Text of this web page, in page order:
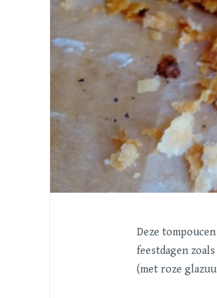
Deze
feestdagen
(met roze